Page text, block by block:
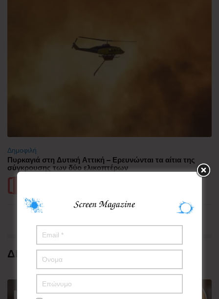
Δημοφιλή
Πυρκαγιά στη Δυτική Αττική – Ερευνώνται τα αίτια της
σύγκρουσης των δύο ελικοπτέρων
ΔΗΜΟΦΙΛΗ